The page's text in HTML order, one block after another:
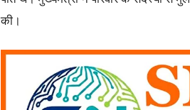
की।